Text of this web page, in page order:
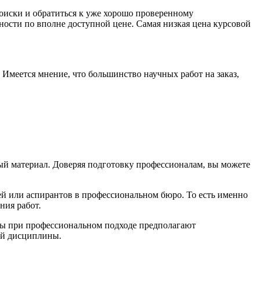
и обратиться к уже хорошо проверенному
по вполне доступной цене. Самая низкая цена курсовой
мнение, что большинство научных работ на заказ,
Доверяя подготовку профессионалам, вы можете
или аспирантов в профессиональном бюро. То есть именно
работ.
при профессиональном подходе предполагают
дисциплины.